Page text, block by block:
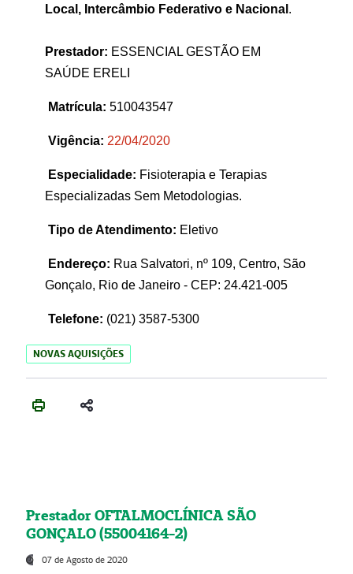
Local, Intercâmbio Federativo e Nacional .
Prestador: ESSENCIAL GESTÃO EM
SAÚDE ERELI
Matrícula: 510043547
Vigência: 22/04/2020
Especialidade: Fisioterapia e Terapias
Especializadas Sem Metodologias.
Tipo de Atendimento: Eletivo
Endereço: Rua Salvatori, nº 109, Centro, São
Gonçalo, Rio de Janeiro - CEP: 24.421-005
Telefone: (021) 3587-5300
NOVAS AQUISIÇÕES
Prestador OFTALMOCLÍNICA SÃO
GONÇALO (55004164-2)
07 de Agosto de 2020